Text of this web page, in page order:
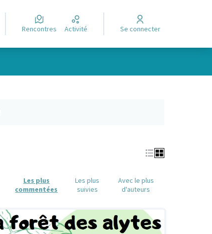
Rencontres Activité Se connecter
Les plus
commentées
Les plus
suivies
Avec le plus
d'auteurs